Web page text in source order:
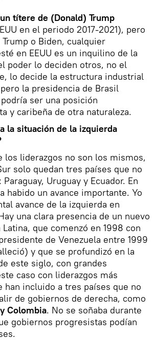
títere de (Donald) Trump
en el periodo 2017-2021), pero
o Biden, cualquier
en EEUU es un inquilino de la
poder lo deciden otros, no el
lo decide la estructura industrial
la presidencia de Brasil
ser una posición
y caribeña de otra naturaleza.
la situación de la izquierda
los liderazgos no son los mismos,
solo quedan tres países que no
Uruguay y Ecuador. En
habido un avance importante. Yo
avance de la izquierda en
una clara presencia de un nuevo
que comenzó en 1998 con
de Venezuela entre 1999
y que se profundizó en la
este siglo, con grandes
caso con liderazgos más
han incluido a tres países que no
de gobiernos de derecha, como
Colombia. No se soñaba durante
gobiernos progresistas podían